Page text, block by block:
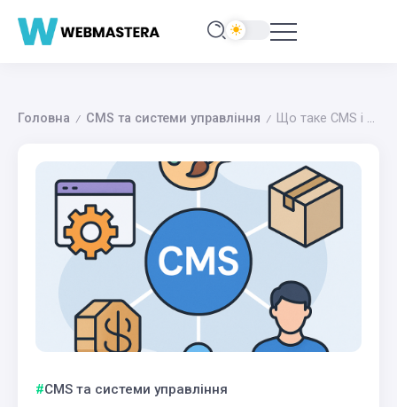
Головна / CMS та системи управління / Що таке CMS і як обрати найкращу для свого сайту
CMS та системи управління